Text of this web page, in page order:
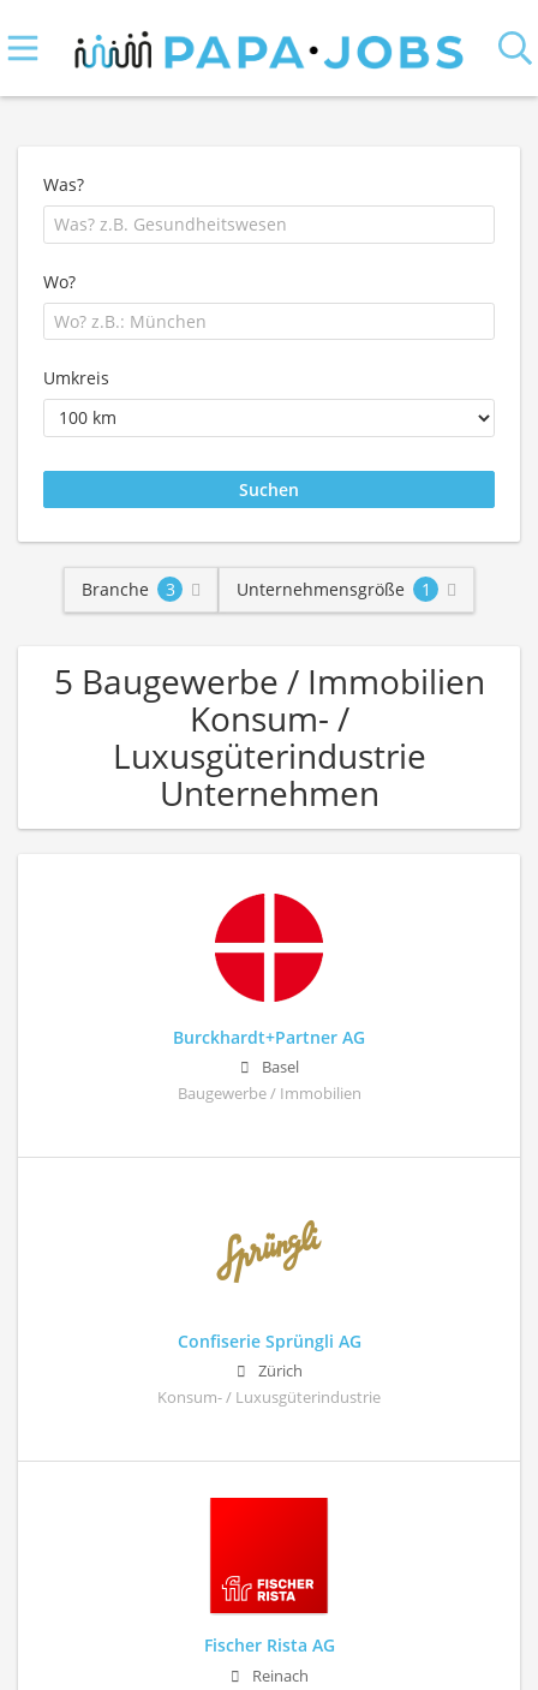
Was?
Wo?
Umkreis
Branche 3 Unternehmensgröße 1
5 Baugewerbe / Immobilien
Konsum- /
Luxusgüterindustrie
Unternehmen
Burckhardt+Partner AG
Basel
Baugewerbe / Immobilien
Confiserie Sprüngli AG
Zürich
Konsum- / Luxusgüterindustrie
Fischer Rista AG
Reinach